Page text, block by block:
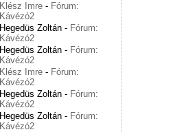
Klész Imre - Fórum:
Kávézó2
Hegedüs Zoltán - Fórum:
Kávézó2
Hegedüs Zoltán - Fórum:
Kávézó2
Klész Imre - Fórum:
Kávézó2
Hegedüs Zoltán - Fórum:
Kávézó2
Hegedüs Zoltán - Fórum:
Kávézó2